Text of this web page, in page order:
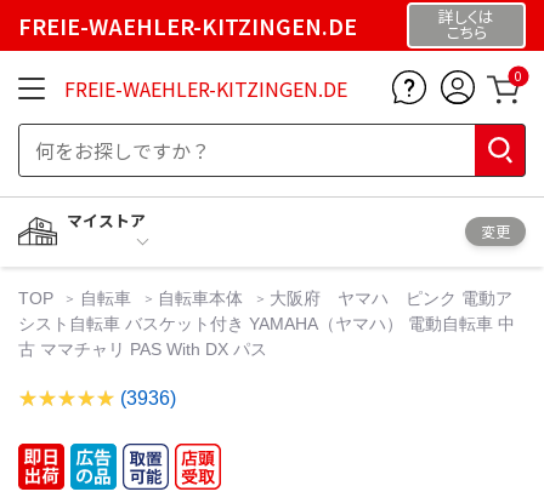
FREIE-WAEHLER-KITZINGEN.DE 詳しくは
こちら
FREIE-WAEHLER-KITZINGEN.DE 0
マイストア
変更
TOP 自転車 自転車本体
大阪府 ヤマハ ピンク 電動ア
シスト自転車 バスケット付き YAMAHA（ヤマハ） 電動自転車 中
古 ママチャリ PAS With DX パス
(3936)